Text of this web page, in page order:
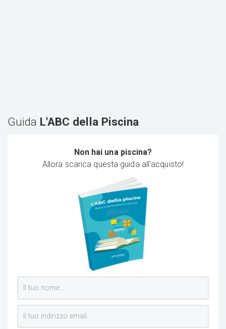
Guida L'ABC della Piscina
Non hai una piscina?
Allora scarica questa guida all'acquisto!